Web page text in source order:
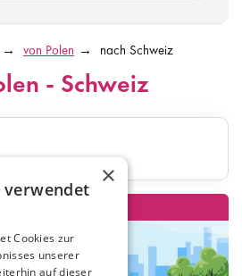
von Polen nach Schweiz
- Schweiz
×
verwendet
Cookies zur
unserer
auf dieser